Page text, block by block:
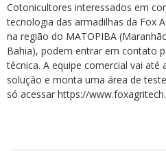
Cotonicultores interessados em
tecnologia das armadilhas da Fox
na região do MATOPIBA
Bahia), podem entrar em contato
técnica. A equipe comercial vai até
solução e monta uma área de
só acessar https://